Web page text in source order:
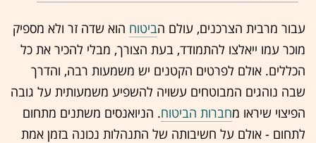
עבור מרבית הצרכנים, עולם הביטוח הוא שדה זר ולא מספיק
מוכר עמו ייאלצו להתמודד, בעת הצורך, מבלי להכיר את כל
הכללים. אולם לפרטים הקטנים יש משמעות רבה, והדרך
שבה נוהגים המבוטחים עשויה להשפיע משמעותית על גובה
הפיצוי שיראו מחברות הביטוח. הניואנסים משתנים מתחום
לתחום - אולם על חשיבותה של התנהלות נכונה בזמן אמת